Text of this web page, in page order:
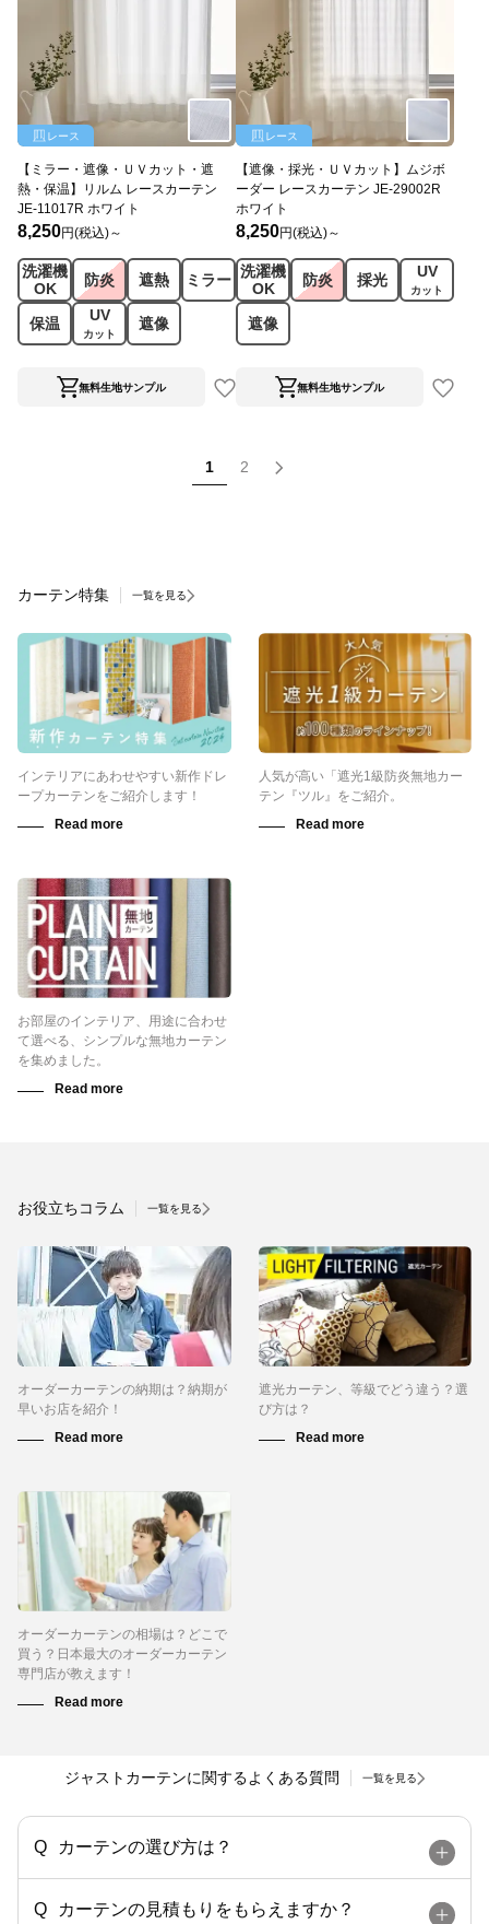
レース
【ミラー・遮像・ＵＶカット・遮
熱・保温】リルム レースカーテン
JE-11017R ホワイト
8,250円(税込)～
洗濯機
OK
防炎 遮熱 ミラー
保温 UV
カット
遮像
無料生地サンプル
レース
【遮像・採光・ＵＶカット】ムジボ
ーダー レースカーテン JE-29002R
ホワイト
8,250円(税込)～
洗濯機
OK
防炎 採光 UV
カット
遮像
無料生地サンプル
1 2
カーテン特集 一覧を見る
インテリアにあわせやすい新作ドレ
ープカーテンをご紹介します！
人気が高い「遮光1級防炎無地カー
テン『ツル』をご紹介。
お部屋のインテリア、用途に合わせ
て選べる、シンプルな無地カーテン
を集めました。
お役立ちコラム 一覧を見る
オーダーカーテンの納期は？納期が
早いお店を紹介！
遮光カーテン、等級でどう違う？選
び方は？
オーダーカーテンの相場は？どこで
買う？日本最大のオーダーカーテン
専門店が教えます！
ジャストカーテンに関するよくある質問 一覧を見る
カーテンの選び方は？
カーテンの見積もりをもらえますか？